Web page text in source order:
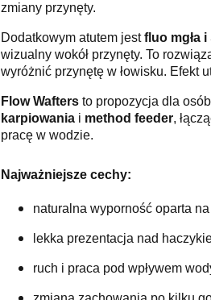
zmiany przynęty.
Dodatkowym atutem jestfluo mgła
wizualny wokół przynęty. To
wyróżnić przynętę w łowisku. Efekt
Flow Wafters to propozycja dla
karpiowania i method feeder,
pracę w wodzie.
Najważniejsze cechy:
naturalna wyporność oparta
lekka prezentacja nad
ruch i praca pod wpływem